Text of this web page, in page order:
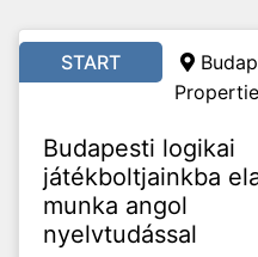
START
Budapesti logikai
játékboltjainkba
munka angol
nyelvtudással